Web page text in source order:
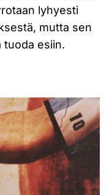
lyhyesti
mutta sen
tuoda esiin.